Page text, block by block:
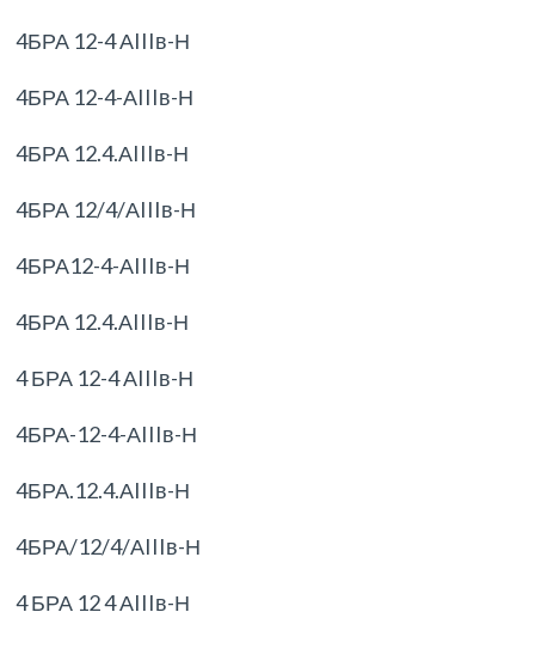
4БРА 12-4 АIIIв-Н
4БРА 12-4-АIIIв-Н
4БРА 12.4.АIIIв-Н
4БРА 12/4/АIIIв-Н
4БРА12-4-АIIIв-Н
4БРА 12.4.АIIIв-Н
4 БРА 12-4 АIIIв-Н
4БРА-12-4-АIIIв-Н
4БРА.12.4.АIIIв-Н
4БРА/12/4/АIIIв-Н
4 БРА 12 4 АIIIв-Н